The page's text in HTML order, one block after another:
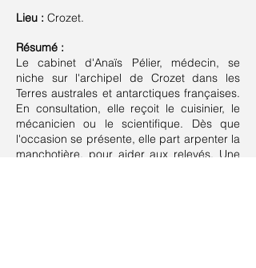
Lieu : Crozet.
Résumé :
Le cabinet d'Anaïs Pélier, médecin, se
niche sur l'archipel de Crozet dans les
Terres australes et antarctiques françaises.
En consultation, elle reçoit le cuisinier, le
mécanicien ou le scientifique. Dès que
l'occasion se présente, elle part arpenter la
manchotière, pour aider aux relevés. Une